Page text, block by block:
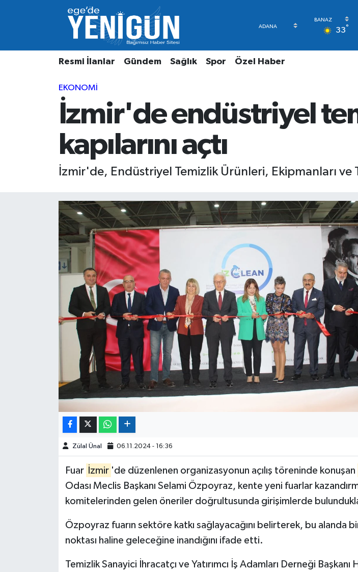
33°
Resmi İlanlar Gündem Sağlık Spor Özel Haber
EKONOMI
İzmir'de endüstriyel
kapılarını açtı
İzmir'de, Endüstriyel Temizlik Ürünleri, Ekipmanları ve
Zülal Ünal 06.11.2024 - 16:36
Fuar İzmir 'de düzenlenen organizasyonun açılış töreninde konuşan
Odası Meclis Başkanı Selami Özpoyraz, kente yeni fuarlar
komitelerinden gelen öneriler doğrultusunda girişimlerde
Özpoyraz fuarın sektöre katkı sağlayacağını belirterek, bu alanda
noktası haline geleceğine inandığını ifade etti.
Temizlik Sanayici İhracatçı ve Yatırımcı İş Adamları Derneği Başkanı
Resmi İlanlar
Gündem
Özel Haber
Beyoğlu Nöbetçi Eczaneler
Beyoğlu Hava Durumu
Beyoğlu Trafik Yoğunluk Haritası
Süper Lig Puan Durumu ve Fikstür
Tüm Manşetler
Son Dakika Haberleri